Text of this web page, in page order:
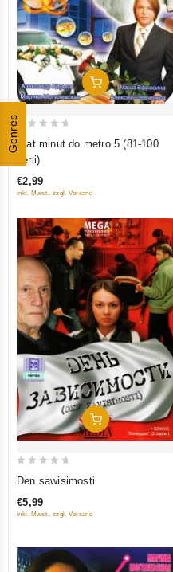
Genres
In Den Warenkorb
5
Pjat minut do metro 5 (81-100
serii)
€2,99
inkl. Mwst., zzgl. Versand
In Den Warenkorb
of
Den sawisimosti
€5,99
inkl. Mwst., zzgl. Versand